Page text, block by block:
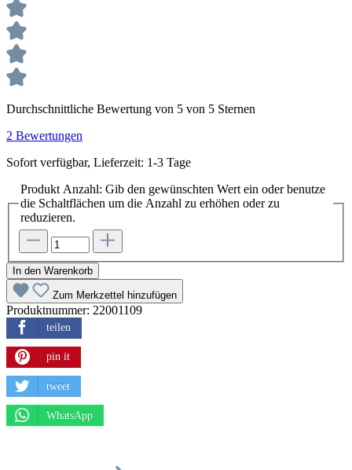
Durchschnittliche Bewertung von 5 von 5 Sternen
2 Bewertungen
Sofort verfügbar, Lieferzeit: 1-3 Tage
Produkt Anzahl: Gib den gewünschten Wert ein oder benutze
die Schaltflächen um die Anzahl zu erhöhen oder zu
reduzieren.
In den Warenkorb
Zum Merkzettel hinzufügen
Produktnummer: 22001109
teilen
pin it
tweet
WhatsApp